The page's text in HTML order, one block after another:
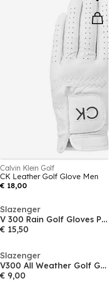
Calvin Klein Golf
CK Leather Golf Glove Men
€ 18,00
Slazenger
V 300 Rain Golf Gloves Pair Women
€ 15,50
Slazenger
V300 All Weather Golf Glove Left Hand Mens
€ 9,00